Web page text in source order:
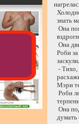
знать
Она
Она
Роби
- Тихо,
Мэри
Роби
Она
думать